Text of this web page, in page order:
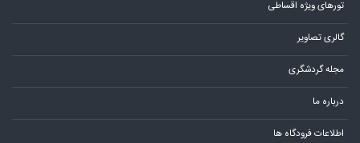
تورهای ویژه اقساطی
گالری تصاویر
مجله گردشگری
درباره ما
اطلاعات فرودگاه ها